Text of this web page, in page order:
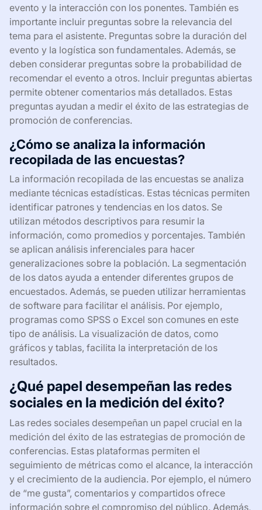
evento y la interacción con los ponentes. También es
importante incluir preguntas sobre la relevancia del
tema para el asistente. Preguntas sobre la duración del
evento y la logística son fundamentales. Además, se
deben considerar preguntas sobre la probabilidad de
recomendar el evento a otros. Incluir preguntas abiertas
permite obtener comentarios más detallados. Estas
preguntas ayudan a medir el éxito de las estrategias de
promoción de conferencias.
¿Cómo se analiza la información
recopilada de las encuestas?
La información recopilada de las encuestas se analiza
mediante técnicas estadísticas. Estas técnicas permiten
identificar patrones y tendencias en los datos. Se
utilizan métodos descriptivos para resumir la
información, como promedios y porcentajes. También
se aplican análisis inferenciales para hacer
generalizaciones sobre la población. La segmentación
de los datos ayuda a entender diferentes grupos de
encuestados. Además, se pueden utilizar herramientas
de software para facilitar el análisis. Por ejemplo,
programas como SPSS o Excel son comunes en este
tipo de análisis. La visualización de datos, como
gráficos y tablas, facilita la interpretación de los
resultados.
¿Qué papel desempeñan las redes
sociales en la medición del éxito?
Las redes sociales desempeñan un papel crucial en la
medición del éxito de las estrategias de promoción de
conferencias. Estas plataformas permiten el
seguimiento de métricas como el alcance, la interacción
y el crecimiento de la audiencia. Por ejemplo, el número
de “me gusta”, comentarios y compartidos ofrece
información sobre el compromiso del público. Además,